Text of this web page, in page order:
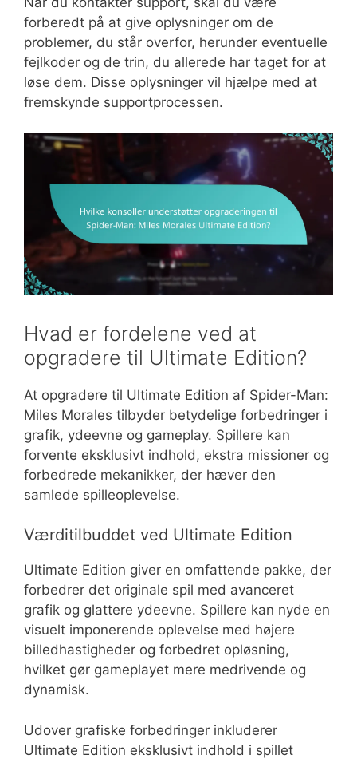
forberedt på at give oplysninger om de
problemer, du står overfor, herunder eventuelle
fejlkoder og de trin, du allerede har taget for at
løse dem. Disse oplysninger vil hjælpe med at
fremskynde supportprocessen.
Hvad er fordelene ved at
opgradere til Ultimate Edition?
At opgradere til Ultimate Edition af Spider-Man:
Miles Morales tilbyder betydelige forbedringer i
grafik, ydeevne og gameplay. Spillere kan
forvente eksklusivt indhold, ekstra missioner og
forbedrede mekanikker, der hæver den
samlede spilleoplevelse.
Værditilbuddet ved Ultimate Edition
Ultimate Edition giver en omfattende pakke, der
forbedrer det originale spil med avanceret
grafik og glattere ydeevne. Spillere kan nyde en
visuelt imponerende oplevelse med højere
billedhastigheder og forbedret opløsning,
hvilket gør gameplayet mere medrivende og
dynamisk.
Udover grafiske forbedringer inkluderer
Ultimate Edition eksklusivt indhold i spillet